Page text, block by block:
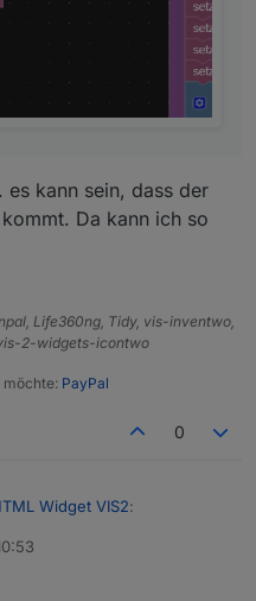
es kann sein, dass der
Da kann ich so
Life360ng, Tidy, vis-inventwo,
2-widgets-icontwo
möchte: PayPal
0
Widget VIS2: